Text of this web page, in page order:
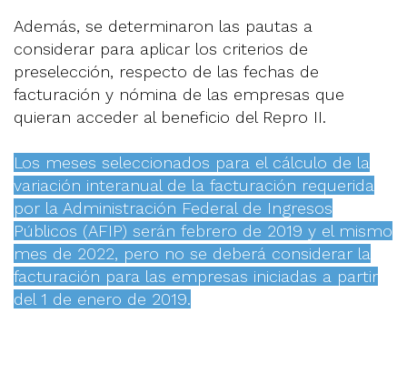
Además, se determinaron las pautas a
considerar para aplicar los criterios de
preselección, respecto de las fechas de
facturación y nómina de las empresas que
quieran acceder al beneficio del Repro II.
Los meses seleccionados para el cálculo de la
variación interanual de la facturación requerida
por la Administración Federal de Ingresos
Públicos (AFIP) serán febrero de 2019 y el mismo
mes de 2022, pero no se deberá considerar la
facturación para las empresas iniciadas a partir
del 1 de enero de 2019.